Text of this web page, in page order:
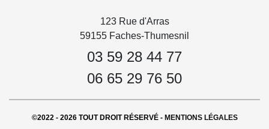
123 Rue d'Arras
59155 Faches-Thumesnil
03 59 28 44 77
06 65 29 76 50
©2022 - 2026 TOUT DROIT RÉSERVÉ - MENTIONS LÉGALES